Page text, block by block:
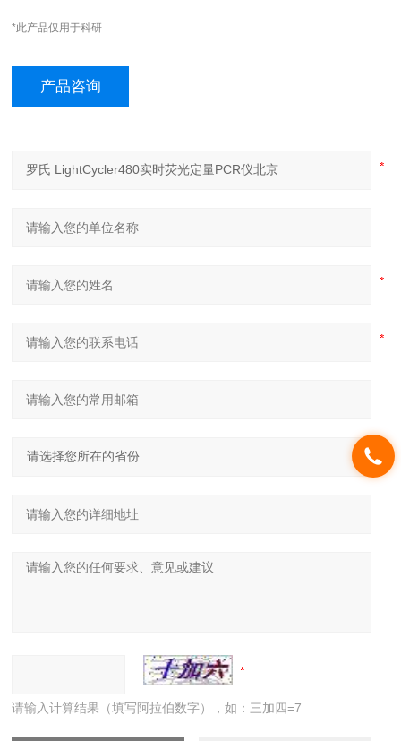
*此产品仅用于科研
产品咨询
请输入计算结果（填写阿拉伯数字），如：三加四=7